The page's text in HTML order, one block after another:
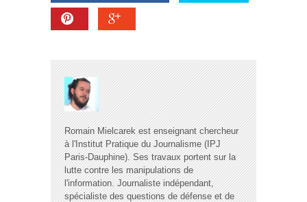
Romain Mielcarek est enseignant chercheur
à l'Institut Pratique du Journalisme (IPJ
Paris-Dauphine). Ses travaux portent sur la
lutte contre les manipulations de
l'information. Journaliste indépendant,
spécialiste des questions de défense et de